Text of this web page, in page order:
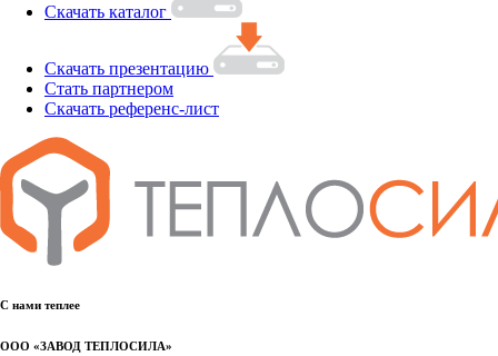
Скачать каталог
Скачать презентацию
Стать партнером
Скачать референс-лист
С нами теплее
ООО «ЗАВОД ТЕПЛОСИЛА»